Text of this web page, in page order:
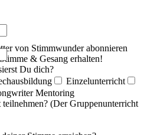
von Stimmwunder abonnieren
& Gesang erhalten!
Du dich?
Einzelunterricht
Mentoring
(Der Gruppenunterricht